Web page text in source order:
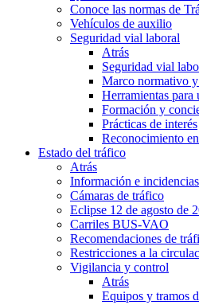
Conoce las normas de
Vehículos de auxilio
Seguridad vial laboral
Atrás
Seguridad vial
Marco normativo
Herramientas para
Formación y
Prácticas de interés
Reconocimiento
Estado del tráfico
Atrás
Información e
Cámaras de tráfico
Eclipse 12 de agosto de
Carriles BUS-VAO
Recomendaciones de
Restricciones a la
Vigilancia y control
Atrás
Equipos y tramos